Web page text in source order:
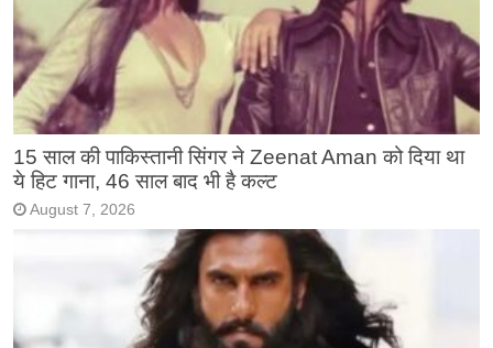
15 साल की पाकिस्तानी सिंगर ने Zeenat Aman को दिया था
ये हिट गाना, 46 साल बाद भी है कल्ट
August 7, 2026